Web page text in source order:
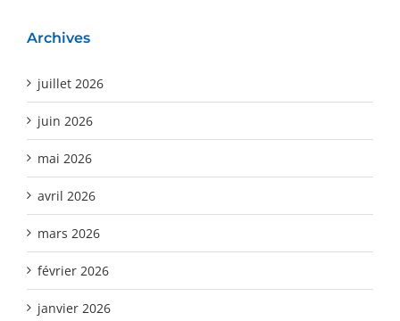
Archives
juillet 2026
juin 2026
mai 2026
avril 2026
mars 2026
février 2026
janvier 2026